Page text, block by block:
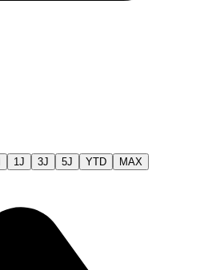
1J 3J 5J YTD MAX